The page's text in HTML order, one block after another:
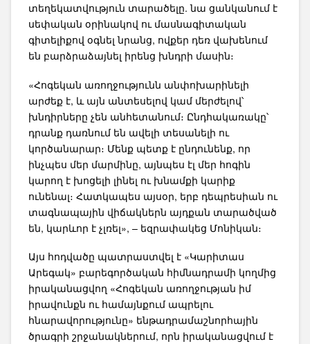
տեղեկատվություն տարածելը. նա ցանկանում է
սեփական օրինակով ու մասնագիտական
գիտելիքով օգնել նրանց, ովքեր դեռ վախենում
են բարձրաձայնել իրենց խնդրի մասին։
«Հոգեկան առողջությունն անփոխարինելի
արժեք է, և այն անտեսելով կամ մերժելով՝
խնդիրները չեն անհետանում։ Ընդհակառակը՝
դրանք դառնում են ավելի տեսանելի ու
կործանարար։ Մենք պետք է ընդունենք, որ
ինչպես մեր մարմինը, այնպես էլ մեր հոգին
կարող է խոցելի լինել ու խնամքի կարիք
ունենալ։ Հատկապես այսօր, երբ դեպրեսիան ու
տագնապային վիճակներն այդքան տարածված
են, կարևոր է չլռել», – եզրափակեց Մոնիկան։
Այս հոդվածը պատրաստվել է «Կարիտաս
Արեգակ» բարեգործական հիմնադրամի կողմից
իրականացվող «Հոգեկան առողջության իմ
իրավունքն ու համայնքում ապրելու
հնարավորությունը» ենթադրամաշնորհային
ծրագրի շրջանակներում, որն իրականացվում է